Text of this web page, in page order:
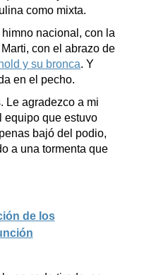
como mixta.
nacional, con la
con el abrazo de
y su bronca. Y
en el pecho.
Le agradezco a mi
equipo que estuvo
bajó del podio,
a una tormenta que
de los